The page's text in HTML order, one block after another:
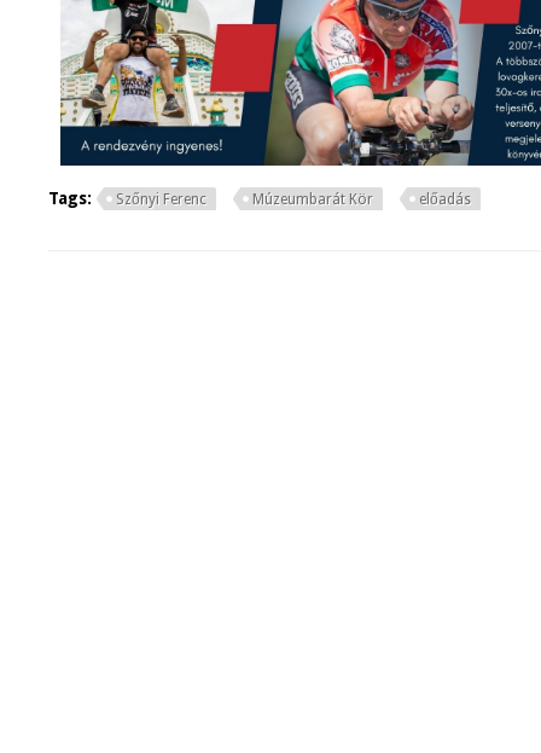
Tags: Szőnyi Ferenc Múzeumbarát Kör előadás